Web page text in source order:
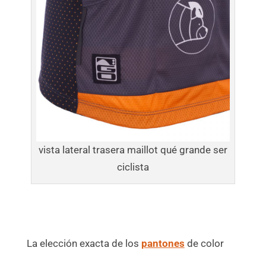
vista lateral trasera maillot qué grande ser
ciclista
La elección exacta de los pantones de color